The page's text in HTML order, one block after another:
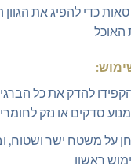
כדי להפיג את הגוון
האוכל
להדק את כל
סדקים או נזק
על משטח ישר ושטוח,
ראשון